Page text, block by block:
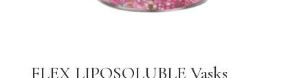
FLEX LIPOSOLUBLE Vasks